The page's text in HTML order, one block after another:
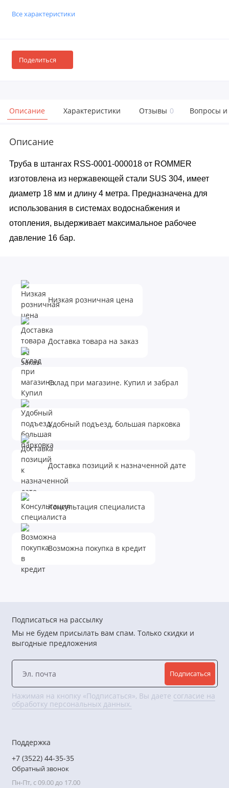
Все характеристики
Поделиться
Описание Характеристики Отзывы 0 Вопросы и
Описание
Труба в штангах RSS-0001-000018 от ROMMER
изготовлена из нержавеющей стали SUS 304, имеет
диаметр 18 мм и длину 4 метра. Предназначена для
использования в системах водоснабжения и
отопления, выдерживает максимальное рабочее
давление 16 бар.
Низкая розничная цена
Доставка товара на заказ
Склад при магазине. Купил и забрал
Удобный подъезд, большая парковка
Доставка позиций к назначенной дате
Консультация специалиста
Возможна покупка в кредит
Подписаться на рассылку
Мы не будем присылать вам спам. Только скидки и
выгодные предложения
Подписаться
Нажимая на кнопку «Подписаться», Вы даете согласие на
обработку персональных данных.
Поддержка
+7 (3522) 44-35-35
Обратный звонок
Пн-Пт, с 09.00 до 17.00